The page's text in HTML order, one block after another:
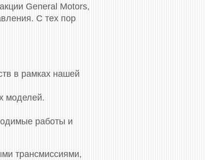
General Motors,
С тех пор
в рамках нашей
моделей.
работы и
трансмиссиями,